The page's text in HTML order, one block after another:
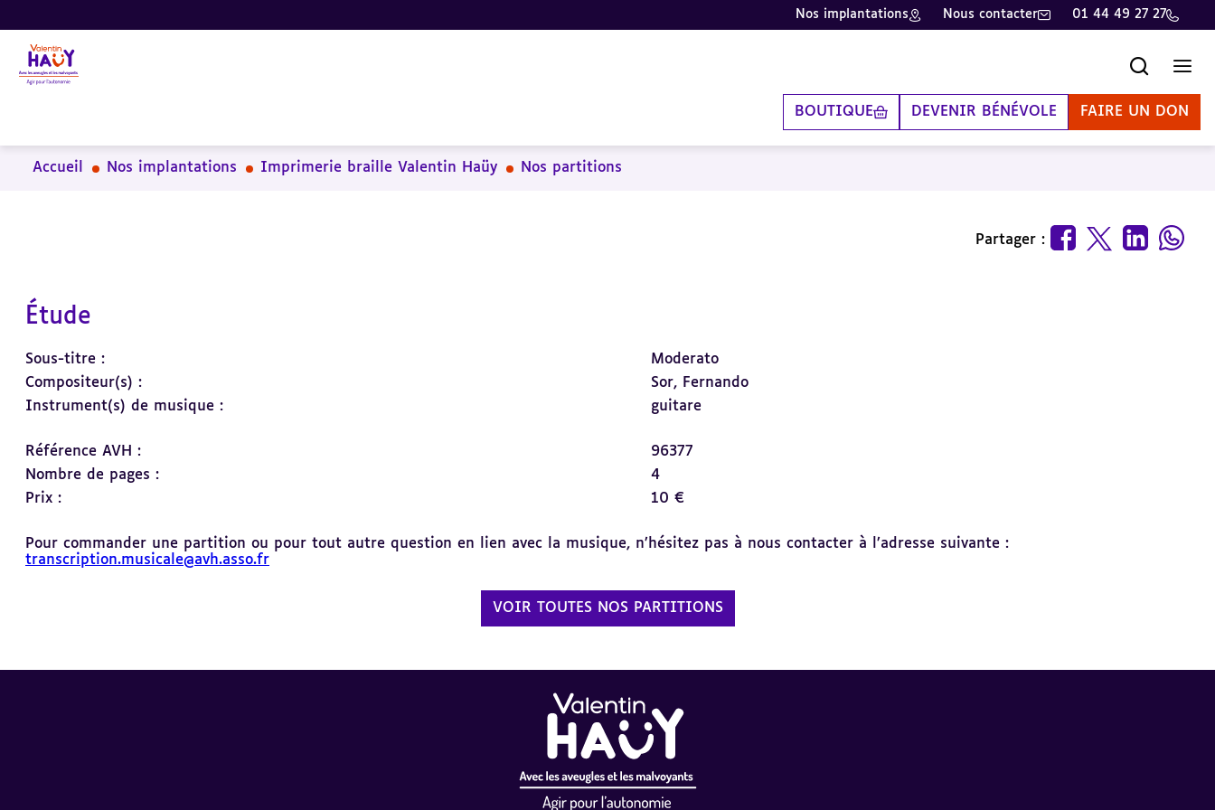
Aller
au
contenu
principal
Aller
au
pied
de
Aller
à
la
recherche
Nos implantations Nous contacter 01 44 49 27 27
BOUTIQUE DEVENIR BÉNÉVOLE FAIRE UN DON
Accueil Nos implantations Imprimerie braille Valentin Haüy Nos partitions
Partager :
Étude
Sous-titre :
Moderato
Compositeur(s) :
Sor, Fernando
Instrument(s) de musique :
guitare
Référence AVH :
96377
Nombre de pages :
4
Prix :
10 €
Pour commander une partition ou pour tout autre question en lien avec la musique, n’hésitez pas à nous contacter à l’adresse suivante :
transcription.musicale@avh.asso.fr
VOIR TOUTES NOS PARTITIONS